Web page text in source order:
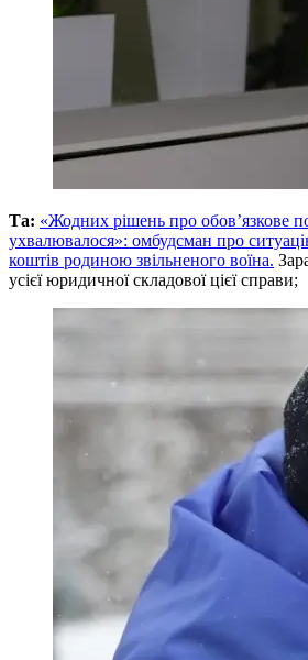
Та: «Жодних рішень про обов’язкове
ухвалювалося»: омбудсман про
коштів родиною звільненого воїна.
усієї юридичної складової цієї справи;